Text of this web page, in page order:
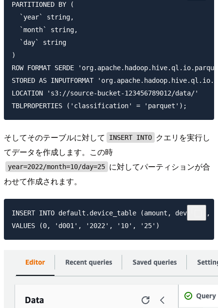
PARTITIONED BY (
  `year` string,
  `month` string,
  `day` string
)
ROW FORMAT SERDE
STORED AS INPUTFORMAT
LOCATION 's3://source-bucket-123456789012/data/'
そしてそのテーブルに対して INSERT INTO
クエリを実行し
てデータを作成します。この時
year=2022/month=10/day=25 に対してパーティションが合
わせて作成されます。
INSERT INTO default.device_table (amount, deviceid,